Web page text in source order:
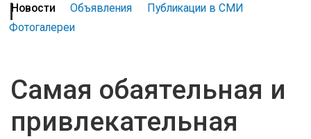
Новости Объявления
Публикации в СМИ
Фотогалереи
Самая обаятельная и
привлекательная